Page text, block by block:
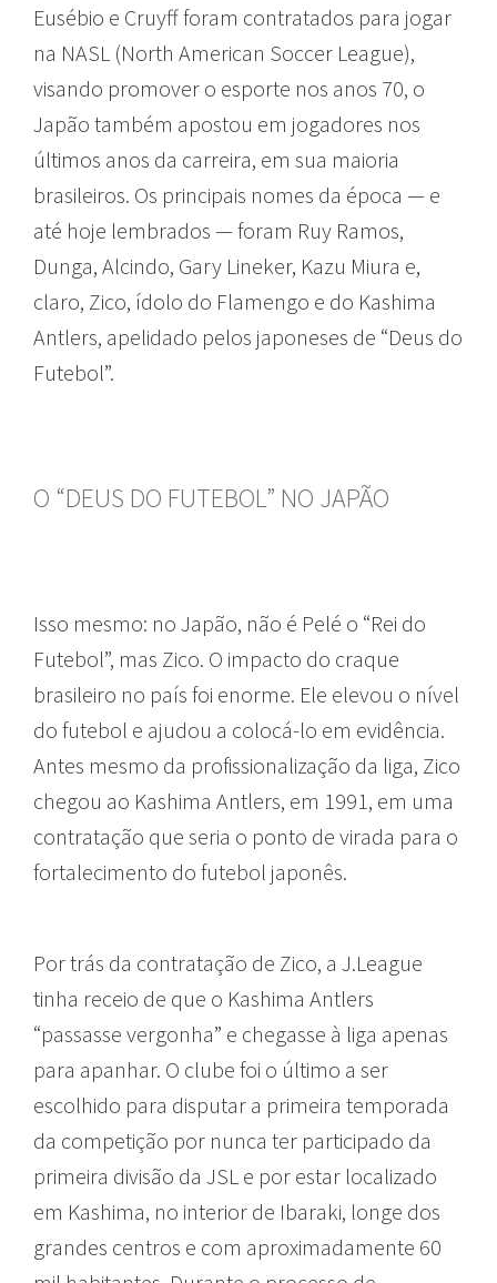
Eusébio e Cruyff foram contratados para jogar
na NASL (North American Soccer League),
visando promover o esporte nos anos 70, o
Japão também apostou em jogadores nos
últimos anos da carreira, em sua maioria
brasileiros. Os principais nomes da época — e
até hoje lembrados — foram Ruy Ramos,
Dunga, Alcindo, Gary Lineker, Kazu Miura e,
claro, Zico, ídolo do Flamengo e do Kashima
Antlers, apelidado pelos japoneses de “Deus do
Futebol”.
O “DEUS DO FUTEBOL” NO JAPÃO
Isso mesmo: no Japão, não é Pelé o “Rei do
Futebol”, mas Zico. O impacto do craque
brasileiro no país foi enorme. Ele elevou o nível
do futebol e ajudou a colocá-lo em evidência.
Antes mesmo da profissionalização da liga, Zico
chegou ao Kashima Antlers, em 1991, em uma
contratação que seria o ponto de virada para o
fortalecimento do futebol japonês.
Por trás da contratação de Zico, a J.League
tinha receio de que o Kashima Antlers
“passasse vergonha” e chegasse à liga apenas
para apanhar. O clube foi o último a ser
escolhido para disputar a primeira temporada
da competição por nunca ter participado da
primeira divisão da JSL e por estar localizado
em Kashima, no interior de Ibaraki, longe dos
grandes centros e com aproximadamente 60